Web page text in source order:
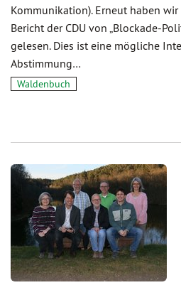
Kommunikation). Erneut haben
Bericht der CDU von „Blockade-
gelesen. Dies ist eine mögliche
Abstimmung…
Waldenbuch